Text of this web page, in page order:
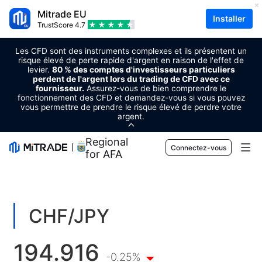
Mitrade EU
TrustScore 4.7
Installer
Les CFD sont des instruments complexes et ils présentent un
risque élevé de perte rapide d'argent en raison de l'effet de
levier. 80 % des comptes d'investisseurs particuliers
perdent de l'argent lors du trading de CFD avec ce
fournisseur. Assurez-vous de bien comprendre le
fonctionnement des CFD et demandez-vous si vous pouvez
vous permettre de prendre le risque élevé de perdre votre
argent.
Regional Sponsor
for AFA
Connectez-vous
Forex
Matières premières
Cryptomonnaies
Trader
Plateforme de trading
Gestion des risques
Outils de marché
Calendrier économique
Apprentissage
CHF/JPY
194.916 -0.25%